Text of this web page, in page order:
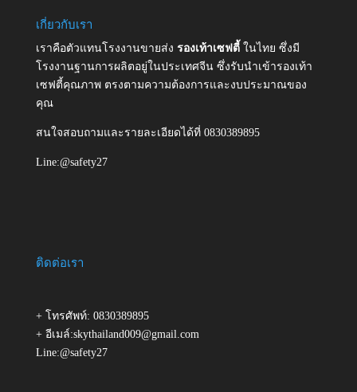
เกี่ยวกับเรา
เราคือตัวแทนโรงงานขายส่ง รองเท้าเซฟตี้ ในไทย ซึ่งมี
โรงงานฐานการผลิตอยู่ในประเทศจีน ซึ่งรับนำเข้ารองเท้า
เซฟตี้คุณภาพ ตรงตามความต้องการและงบประมาณของ
คุณ
สนใจสอบถามและรายละเอียดได้ที่ 0830389895
Line:@safety27
ติดต่อเรา
+ โทรศัพท์: 0830389895
+ อีเมล์:skythailand009@gmail.com
Line:@safety27